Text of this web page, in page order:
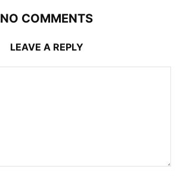
NO COMMENTS
LEAVE A REPLY